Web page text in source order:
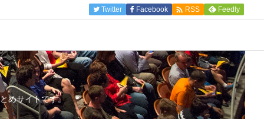
Twitter Facebook  RSS Feedly
めサイトです。